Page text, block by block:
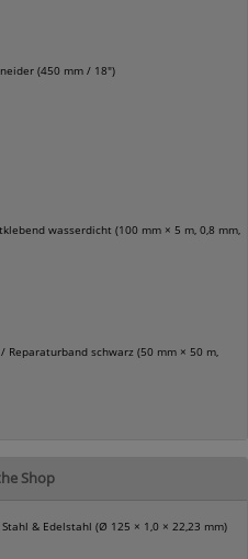
(450 mm / 18")
wasserdicht (100 mm × 5 m, 0,8 mm,
Reparaturband schwarz (50 mm × 50 m,
Shop
& Edelstahl (Ø 125 × 1,0 × 22,23 mm)